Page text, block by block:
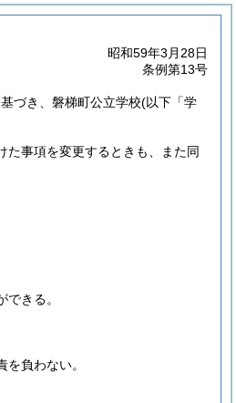
昭和59年3月28日
条例第13号
づき、磐梯町公立学校(以下「学
た事項を変更するときも、また同
きる。
負わない。